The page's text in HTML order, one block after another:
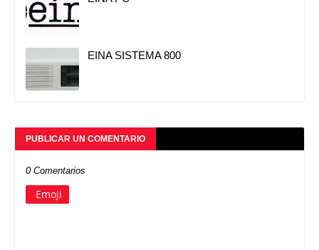
EINA SISTEMA 800
PUBLICAR UN COMENTARIO
0 Comentarios
Emoji